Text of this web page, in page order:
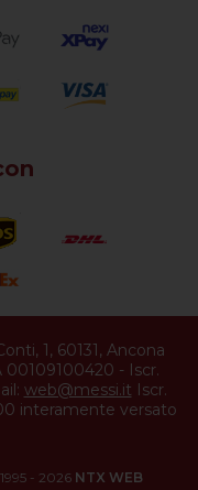
1 , 60131 , Ancona
00109100420 - Iscr.
web@messi.it
Iscr.
interamente versato
- 2026 NTX WEB